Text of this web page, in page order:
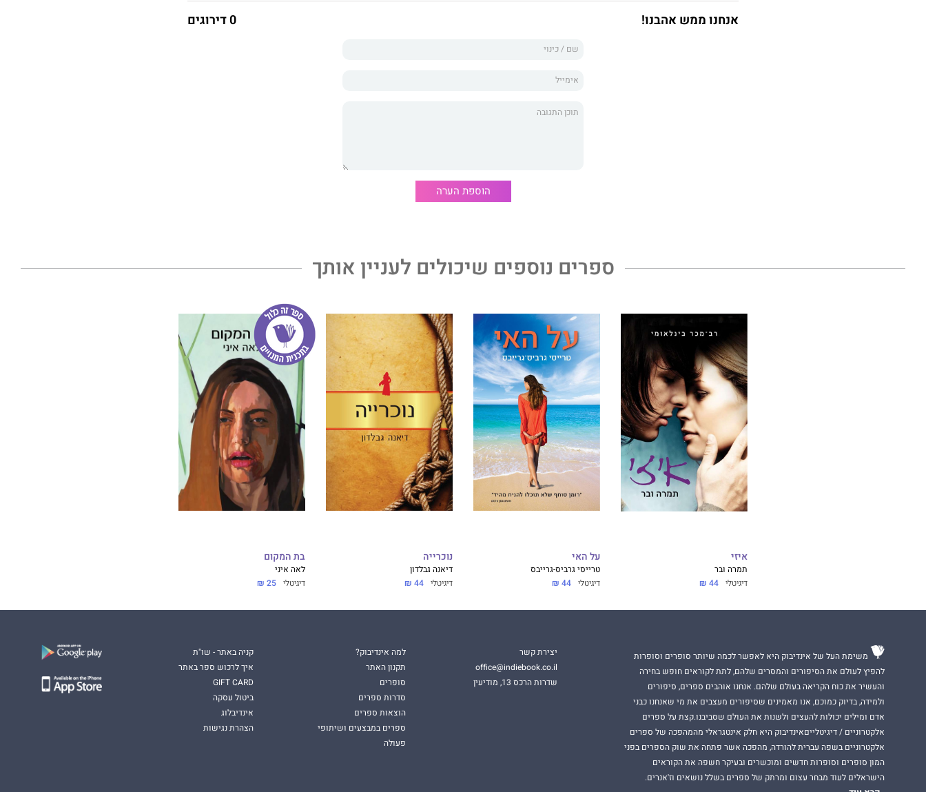
מיכל רוזנפלד כתבה את מיה, אוצרת ומתרגמת ספרים. שנוסעת בעולם ללמוד את
סביבת המילים הכתובות וצריכה שמישהו יטפל בחתולים שלה.
ינון ירוס כתב את אבינועם, פסיכיאטר צעיר ותקוע שנפרד מבן הזוג שלו ומחפש
משהו מתחיל לזוז, להפשיר ולבעוט בתוך־תוכם וכשהטקסטים של ירוס ורוזנפלד
אנחנו ממש אהבנו! 0 דירוגים
הוספת הערה
ספרים נוספים שיכולים לעניין אותך
איזי
תמרה ובר
דיגיטלי 44 ₪
על האי
טרייסי גרביס-גרייבס
דיגיטלי 44 ₪
נוכרייה
דיאנה גבלדון
דיגיטלי 44 ₪
בת המקום
לאה איני
דיגיטלי 25 ₪
משימת העל של אינדיבוק היא לאפשר לכמה שיותר סופרים וסופרות
להפיץ לעולם את הסיפורים והמסרים שלהם, לתת לקוראים חופש בחירה
והעשיר את כוח הקריאה בעולם שלהם. אנחנו אוהבים ספרים, סיפורים
ולמידה, בדיוק כמוכם, אנו מאמינים שסיפורים מעצבים את מי שאנחנו כבני
אדם ומילים יכולות להעצים ולשנות את העולם שסביבנו.קצת על ספרים
אלקטרוניים / דיגיטלייםאינדיבוק היא חלק אינטגראלי מהמהפכה של ספרים
אלקטרוניים בשפה עברית להורדה, מהפכה אשר פתחה את שוק הספרים בפני
המון סופרים וסופרות חדשים ומוכשרים ובעיקר חשפה את הקוראים
הישראלים לעוד מבחר עצום ומרתק של ספרים בשלל נושאים וז'אנרים.
יצירת קשר
office@indiebook.co.il
שדרות הרכס 13, מודיעין
למה אינדיבוק?
תקנון האתר
סופרים
סדרות ספרים
הוצאות ספרים
ספרים במבצעים ושיתופי
פעולה
קניה באתר - שו"ת
איך לרכוש ספר באתר
GIFT CARD
ביטול עסקה
אינדיבלוג
הצהרת נגישות